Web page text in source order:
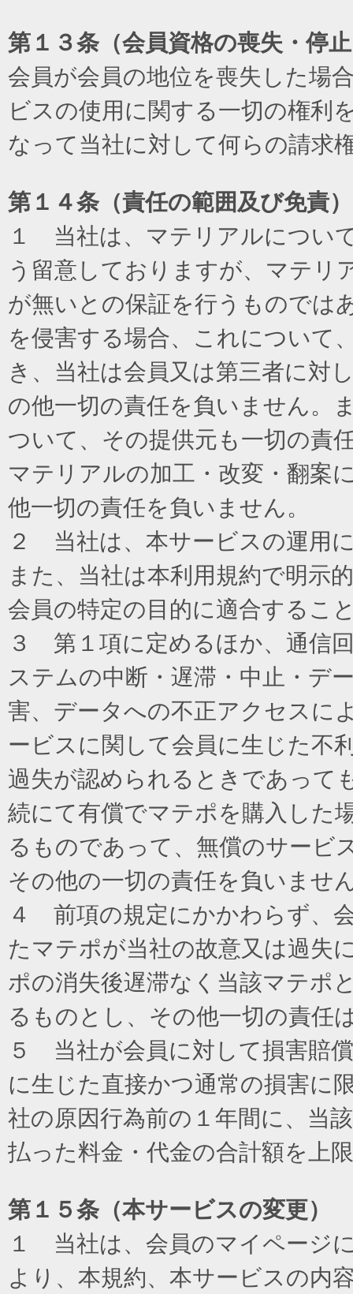
第１３条（会員資格の喪失・停
会員が会員の地位を喪失した場
ビスの使用に関する一切の権利
なって当社に対して何らの請求
第１４条（責任の範囲及び免責）
１ 当社は、マテリアルについ
う留意しておりますが、マテリ
が無いとの保証を行うものでは
を侵害する場合、これについて
き、当社は会員又は第三者に対
の他一切の責任を負いません。
ついて、その提供元も一切の責
マテリアルの加工・改変・翻案
他一切の責任を負いません。
２ 当社は、本サービスの運用
また、当社は本利用規約で明示
会員の特定の目的に適合するこ
３ 第１項に定めるほか、通信
ステムの中断・遅滞・中止・デ
害、データへの不正アクセスに
ービスに関して会員に生じた不
過失が認められるときであって
続にて有償でマテポを購入した
るものであって、無償のサービ
その他の一切の責任を負いませ
４ 前項の規定にかかわらず、
たマテポが当社の故意又は過失
ポの消失後遅滞なく当該マテポ
るものとし、その他一切の責任
５ 当社が会員に対して損害賠
に生じた直接かつ通常の損害に
社の原因行為前の１年間に、当
払った料金・代金の合計額を上
第１５条（本サービスの変更）
１ 当社は、会員のマイページ
より、本規約、本サービスの内